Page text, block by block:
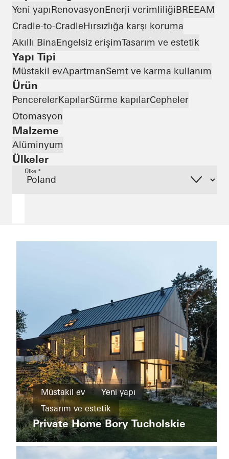
Yeni yapıRenovasyonEnerji verimliliğiBREEAM
Cradle-to-CradleHırsızlığa karşı koruma
Akıllı BinaEngelsiz erişimTasarım ve estetik
Yapı Tipi
Müstakil evApartmanSemt ve karma kullanım
Ürün
PencerelerKapılarSürme kapılarCepheler
Otomasyon
Malzeme
Alüminyum
Ülkeler
Ülke *
Semt ve
karma
kullanım
Yeni
yapı
Enerji
Hi
Piotrkowska
Müstakil ev
Yeni yapı
Tasarım ve estetik
Hırsızlığa karşı koruma
Enerji verimliliği
Pencereler
Private Home Bory Tucholskie